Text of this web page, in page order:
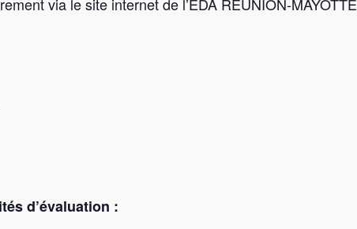
d’évaluation :